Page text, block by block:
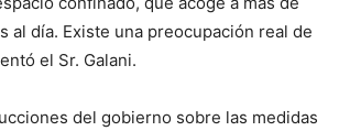
al día. Existe una preocupación real de
el Sr. Galani.
del gobierno sobre las medidas